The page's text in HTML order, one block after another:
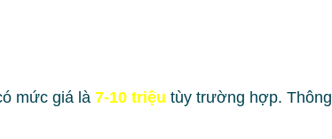
mức giá là 7-10 triệu tùy trường hợp. Thông